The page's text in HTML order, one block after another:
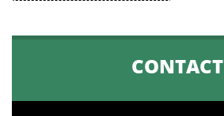
CONTACT